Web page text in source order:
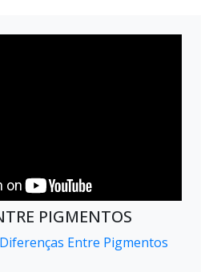
PIGMENTOS
Entre Pigmentos